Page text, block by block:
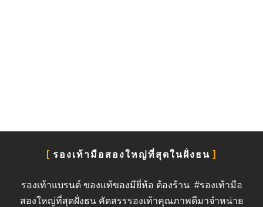
รองเท้ามือสองใหญ่ที่สุดในฝั่งธน
รองเท้าแบรนด์ ของแท้ของมียี่ห้อ ต้องร้าน #รองเท้ามือ
สองใหญ่ที่สุดฝั่งธน คัดสรรรองเท้าคุณภาพดีมาจำหน่าย